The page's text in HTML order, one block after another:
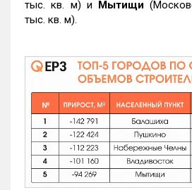
тыс. кв. м) и Мытищи
тыс. кв. м).